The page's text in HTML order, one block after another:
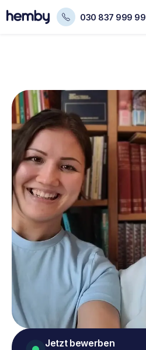
030 837 999 99
Jetzt bewerben